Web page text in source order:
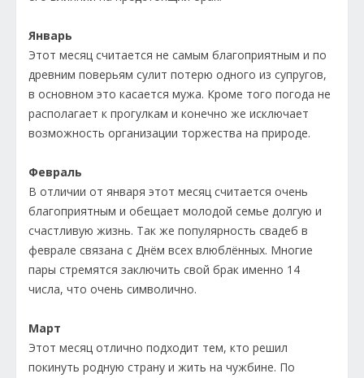
Январь
Этот месяц считается не самым благоприятным и по
древним поверьям сулит потерю одного из супругов,
в основном это касается мужа. Кроме того погода не
располагает к прогулкам и конечно же исключает
возможность организации торжества на природе.
Февраль
В отличии от января этот месяц считается очень
благоприятным и обещает молодой семье долгую и
счастливую жизнь. Так же популярность свадеб в
феврале связана с Днём всех влюблённых. Многие
пары стремятся заключить свой брак именно 14
числа, что очень символично.
Март
Этот месяц отлично подходит тем, кто решил
покинуть родную страну и жить на чужбине. По